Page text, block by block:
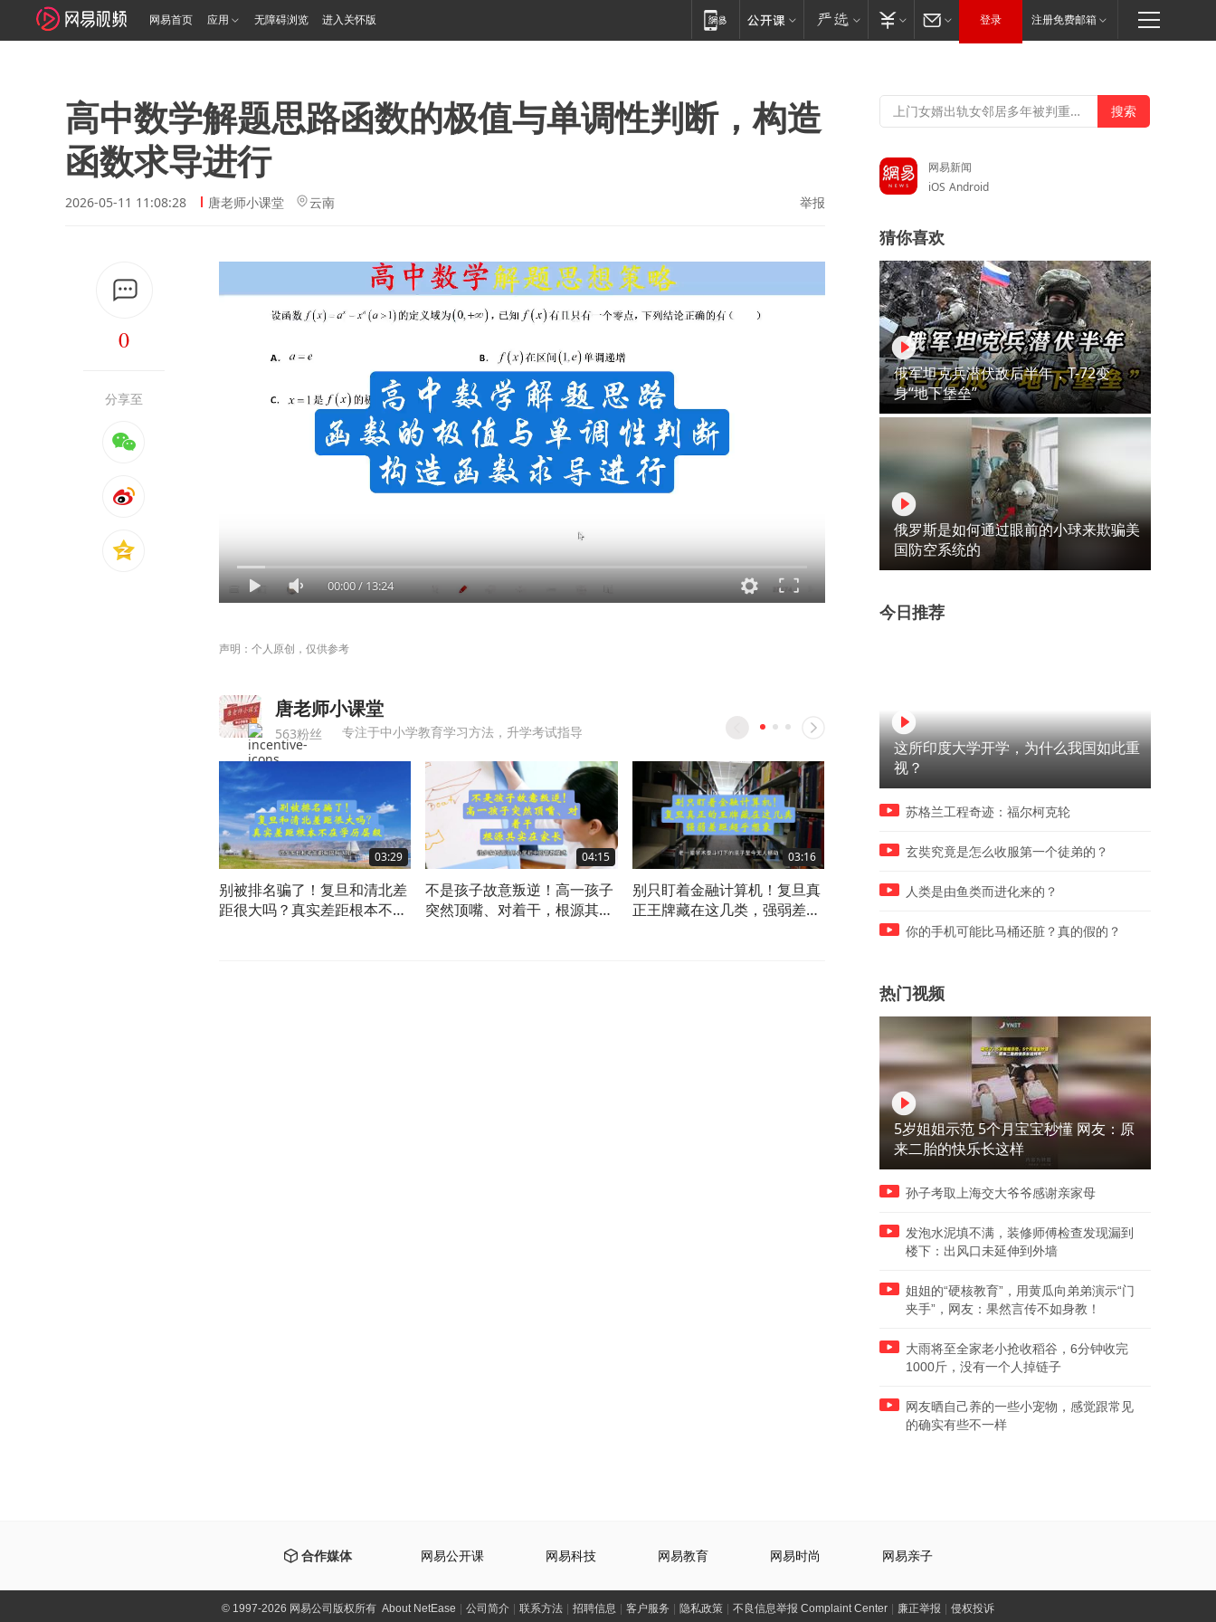
网易首页 应用 无障碍浏览 进入关怀版 登录 注册免费邮箱
高中数学解题思路函数的极值与单调性判断，构造
函数求导进行
2026-05-11 11:08:28 唐老师小课堂 云南 举报
0
分享至
00:00/13:24
声明：个人原创，仅供参考
唐老师小课堂
563粉丝 专注于中小学教育学习方法，升学考试指导
03:29
别被排名骗了！复旦和清北差
距很大吗？真实差距根本不在
04:15
不是孩子故意叛逆！高一孩子
突然顶嘴、对着干，根源其实
03:16
别只盯着金融计算机！复旦真
正王牌藏在这几类，强弱差距
02:59
别被 “修板子” 骗了！智能硬件
别纠结了！选喜欢的专业还
搞错了
网易新闻
iOS Android
猜你喜欢
俄军坦克兵潜伏敌后半年，T-72变
身“地下堡垒”
俄罗斯是如何通过眼前的小球来欺骗美
国防空系统的
今日推荐
这所印度大学开学，为什么我国如此重
视？
苏格兰工程奇迹：福尔柯克轮
玄奘究竟是怎么收服第一个徒弟的？
人类是由鱼类而进化来的？
你的手机可能比马桶还脏？真的假的？
热门视频
5岁姐姐示范 5个月宝宝秒懂 网友：原
来二胎的快乐长这样
孙子考取上海交大爷爷感谢亲家母
发泡水泥填不满，装修师傅检查发现漏到
楼下：出风口未延伸到外墙
姐姐的“硬核教育”，用黄瓜向弟弟演示“门
夹手”，网友：果然言传不如身教！
大雨将至全家老小抢收稻谷，6分钟收完
1000斤，没有一个人掉链子
网友晒自己养的一些小宠物，感觉跟常见
的确实有些不一样
合作媒体 网易公开课 网易科技 网易教育 网易时尚 网易亲子
©1997-2026 网易公司版权所有 About NetEase 公司简介 联系方法 招聘信息 客户服务 隐私政策 不良信息举报 Complaint Center 廉正举报 侵权投诉